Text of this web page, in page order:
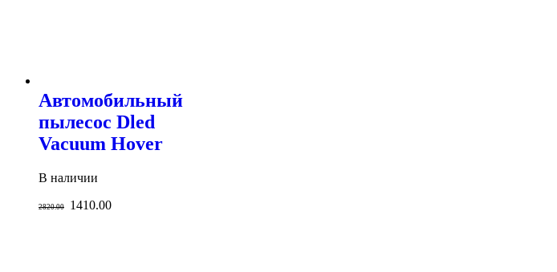
Автомобильный
пылесос Dled
Vacuum Hover
В наличии
2820.00 1410.00